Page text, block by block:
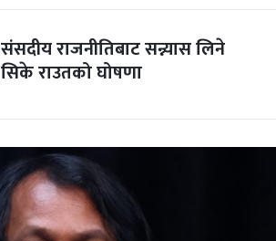
संसदीय राजनीतिबाट सन्न्यास लिने
सिके राउतको घोषणा